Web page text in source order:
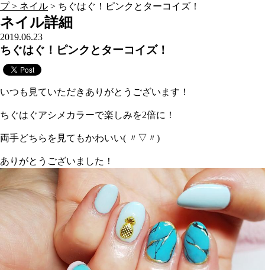
プ > ネイル > ちぐはぐ！ピンクとターコイズ！
ネイル詳細
2019.06.23
ちぐはぐ！ピンクとターコイズ！
いつも見ていただきありがとうございます！
ちぐはぐアシメカラーで楽しみを2倍に！
両手どちらを見てもかわいい( 〃▽〃)
ありがとうございました！